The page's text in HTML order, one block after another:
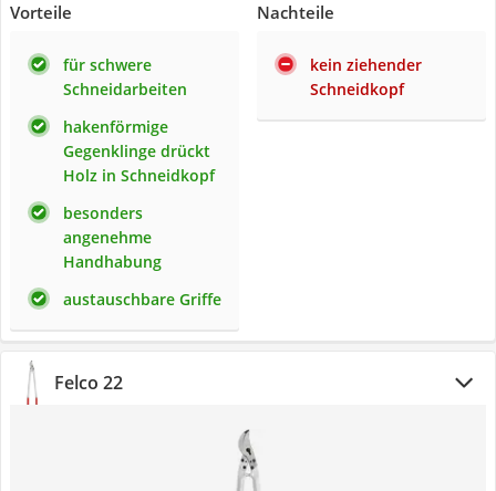
Vorteile
für schwere
Schneidarbeiten
hakenförmige
Gegenklinge drückt
Holz in Schneidkopf
besonders
angenehme
Handhabung
austauschbare Griffe
Nachteile
kein ziehender
Schneidkopf
Felco 22